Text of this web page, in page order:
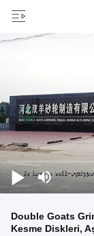
Double Goats
Kesme Diskleri,